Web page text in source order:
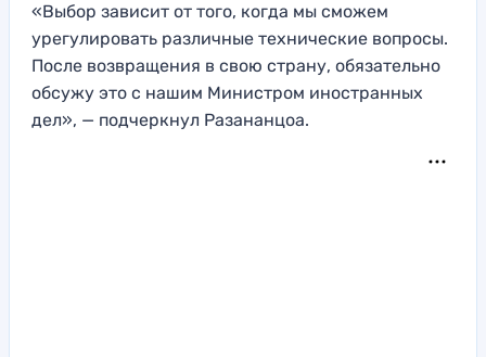
«Выбор зависит от того, когда мы сможем
урегулировать различные технические вопросы.
После возвращения в свою страну, обязательно
обсужу это с нашим Министром иностранных
дел», — подчеркнул Разананцоа.